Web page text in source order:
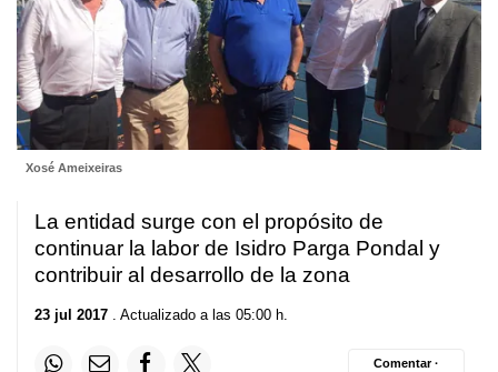
Xosé Ameixeiras
La entidad surge con el propósito de
continuar la labor de Isidro Parga Pondal y
contribuir al desarrollo de la zona
23 jul 2017 . Actualizado a las 05:00 h.
Comentar ·